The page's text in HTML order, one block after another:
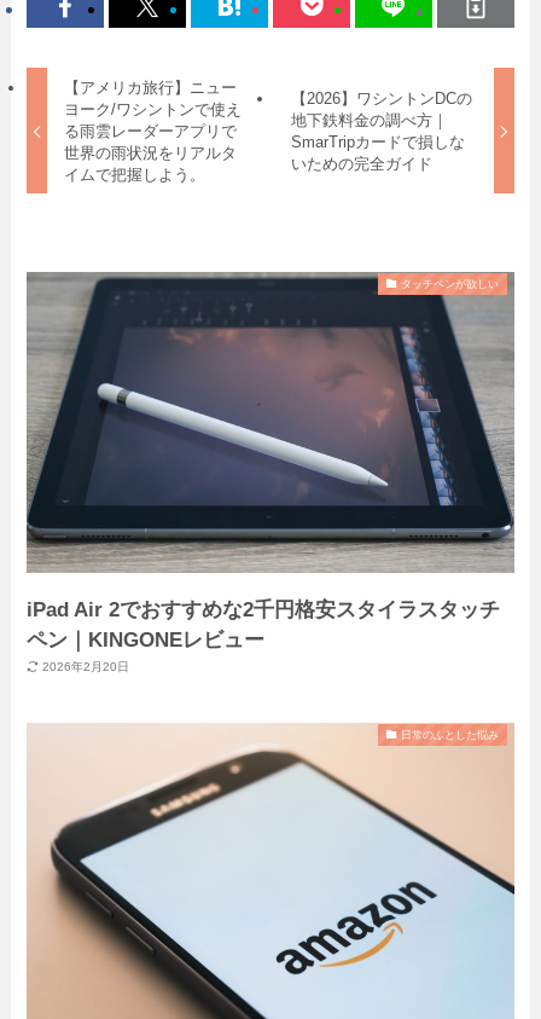
【アメリカ旅行】ニュー
ヨーク/ワシントンで使え
る雨雲レーダーアプリで
世界の雨状況をリアルタ
イムで把握しよう。
【2026】ワシントンDCの
地下鉄料金の調べ方｜
SmarTripカードで損しな
いための完全ガイド
タッチペンが欲しい
iPad Air 2でおすすめな2千円格安スタイラスタッチ
ペン｜KINGONEレビュー
2026年2月20日
日常のふとした悩み